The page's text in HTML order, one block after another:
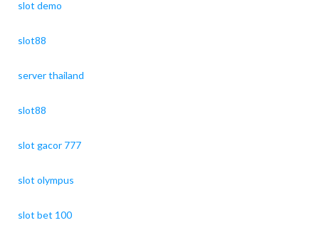
slot demo
slot88
server thailand
slot88
slot gacor 777
slot olympus
slot bet 100